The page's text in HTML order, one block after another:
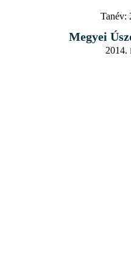
Tanév:
Megyei
2014.